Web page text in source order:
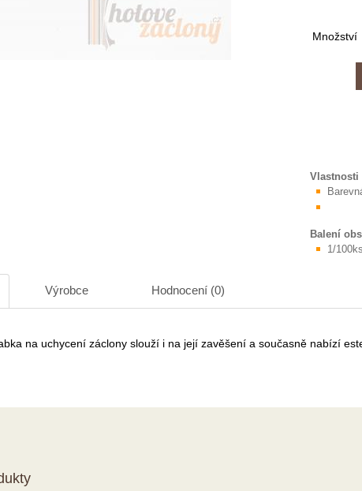
Množství
Vlastnosti
Balení
1/100ks
Výrobce Hodnocení (0)
na uchycení záclony slouží i na její zavěšení a současně nabízí